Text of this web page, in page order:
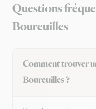
Questions
Boureuilles
Comment trouver
Boureuilles ?